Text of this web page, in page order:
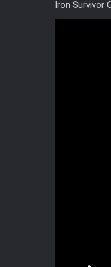
Iron Survivor